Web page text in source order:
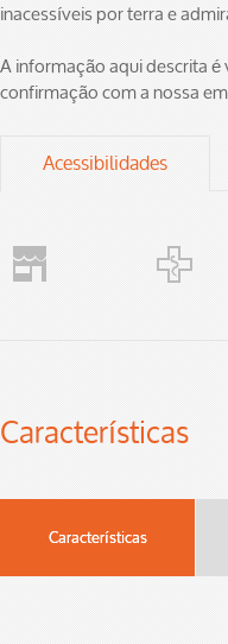
inacessíveis por terra e
A informação aqui descrita é
confirmação com a nossa
Acessibilidades
Características
Características